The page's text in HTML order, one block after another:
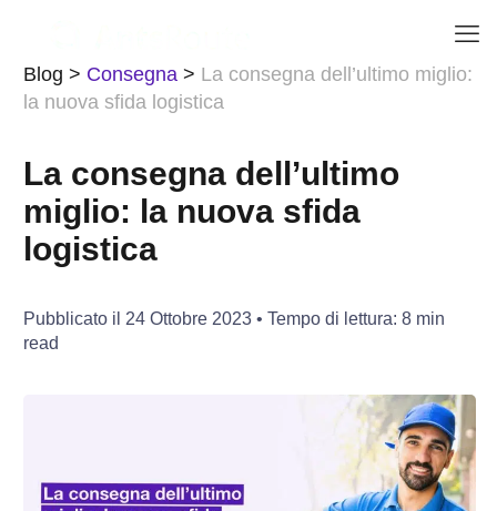
Blog > Consegna > La consegna dell’ultimo miglio:
la nuova sfida logistica
La consegna dell’ultimo
miglio: la nuova sfida
logistica
Pubblicato il 24 Ottobre 2023 • Tempo di lettura: 8 min
read